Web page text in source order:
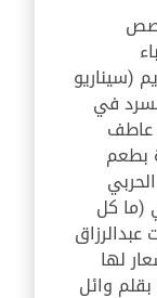
(سيناريو
في
عاطف
بطعم
(ما كل
لها
وائل